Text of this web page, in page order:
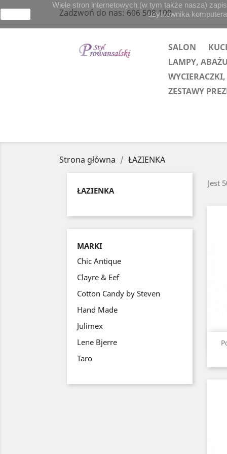
Zadzwoń do nas:606 508 100
SALON
LAMPY,
ZESTAWY
Strona główna ŁAZIENKA
ŁAZIENKA
MARKI
Chic Antique
Clayre & Eef
Cotton Candy by Steven
Hand Made
Julimex
Lene Bjerre
Taro
Jest
Wiele stron internetowych (w tym także nasza)
użytkownika